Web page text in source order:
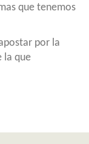
que tenemos
por la
la que